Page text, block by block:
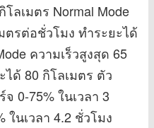
ลเมตร Normal Mode
ตรต่อชั่วโมง ทำระยะได้
ความเร็วสูงสุด 65
ด้ 80 กิโลเมตร ตัว
0-75% ในเวลา 3
ในเวลา 4.2 ชั่วโมง